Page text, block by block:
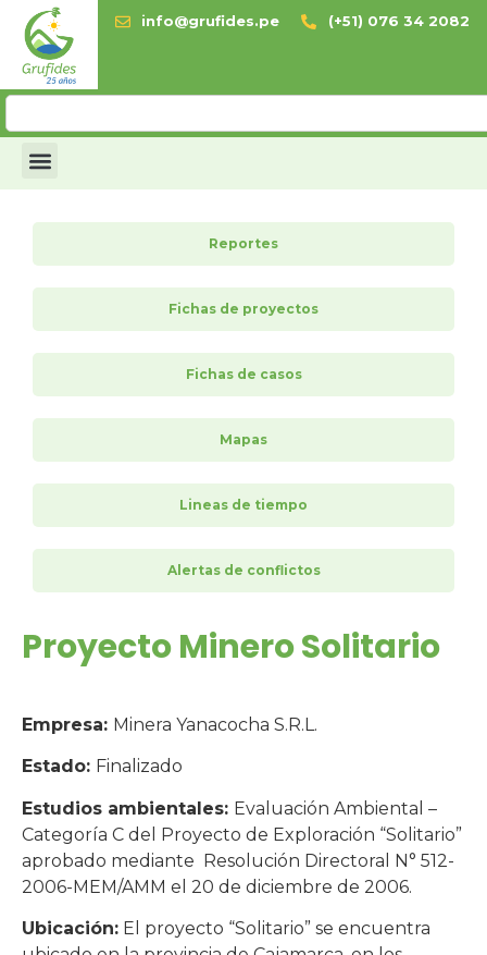
info@grufides.pe (+51) 076 34 2082
Reportes
Fichas de proyectos
Fichas de casos
Mapas
Lineas de tiempo
Alertas de conflictos
Proyecto Minero Solitario
Empresa: Minera Yanacocha S.R.L.
Estado: Finalizado
Estudios ambientales: Evaluación Ambiental –
Categoría C del Proyecto de Exploración “Solitario”
aprobado mediante Resolución Directoral N° 512-
2006-MEM/AMM el 20 de diciembre de 2006.
Ubicación: El proyecto “Solitario” se encuentra